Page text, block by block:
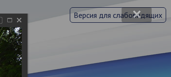
Версия для слабовидящих